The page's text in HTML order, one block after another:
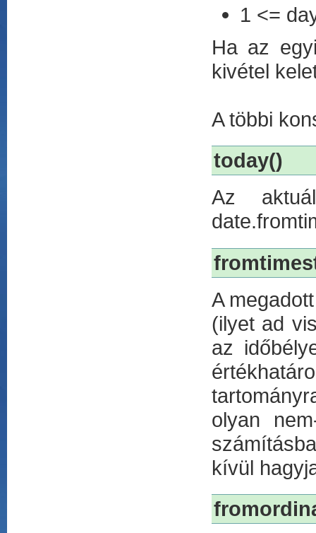
1 <=
Ha az
kivétel
A többi
today()
Az
A
(ilyet ad
az
olyan
kívül